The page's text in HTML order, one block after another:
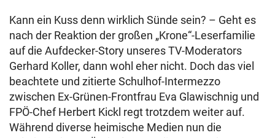
Kann ein Kuss denn wirklich Sünde sein? – Geht es
nach der Reaktion der großen „Krone“-Leserfamilie
auf die Aufdecker-Story unseres TV-Moderators
Gerhard Koller, dann wohl eher nicht. Doch das viel
beachtete und zitierte Schulhof-Intermezzo
zwischen Ex-Grünen-Frontfrau Eva Glawischnig und
FPÖ-Chef Herbert Kickl regt trotzdem weiter auf.
Während diverse heimische Medien nun die